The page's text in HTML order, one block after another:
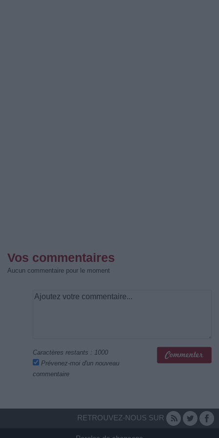
Vos commentaires
Aucun commentaire pour le moment
Caractères restants : 1000
Prévenez-moi d'un nouveau
commentaire
RETROUVEZ-NOUS SUR